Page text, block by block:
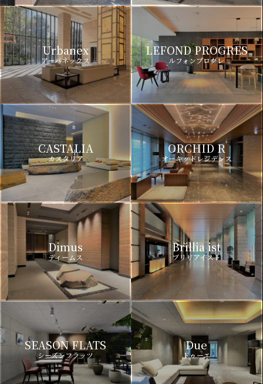
Urbanex
アーバネックス
LEFOND PROGRES
ルフォンプログレ
CASTALIA
カスタリア
ORCHID R
オーキッドレジデンス
Dimus
ディームス
Brillia ist
ブリリアイスト
SEASON FLATS
シーズンフラッツ
Due
ドゥーエ